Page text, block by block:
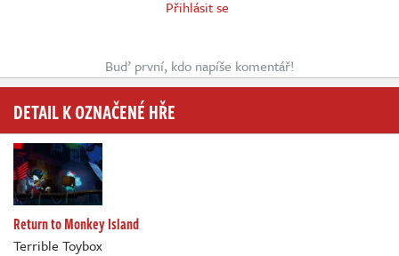
Přihlásit se
Buď první, kdo napíše komentář!
DETAIL K OZNAČENÉ HŘE
Return to Monkey Island
Terrible Toybox